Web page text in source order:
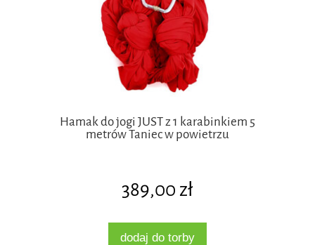
Hamak do jogi JUST z 1 karabinkiem 5
metrów Taniec w powietrzu
389,00 zł
dodaj do torby